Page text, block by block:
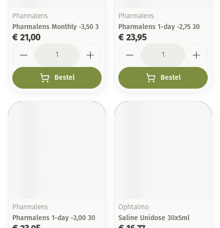
Pharmalens
Pharmalens Monthly -3,50 3
€ 21,00
Bestel
Pharmalens
Pharmalens 1-day -2,75 30
€ 23,95
Bestel
Pharmalens
Pharmalens 1-day -3,00 30
Ophtalmo
Saline Unidose 30x5ml